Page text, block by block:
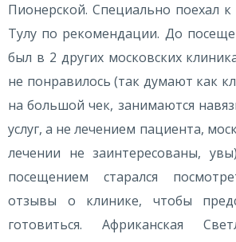
Пионерской. Специально поехал
Тулу по рекомендации. До
был в 2 других московских
не понравилось (так думают как
на большой чек, занимаются
услуг, а не лечением пациента,
лечении не заинтересованы,
посещением старался
отзывы о клинике, чтобы
готовиться. Африканская